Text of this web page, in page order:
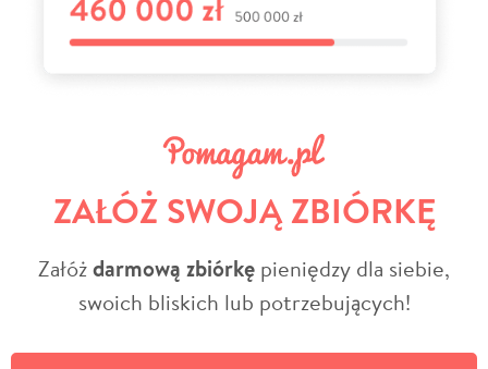
ZAŁÓŻ SWOJĄ ZBIÓRKĘ
Załóżdarmową zbiórkę pieniędzy dla siebie,
swoich bliskich lub potrzebujących!